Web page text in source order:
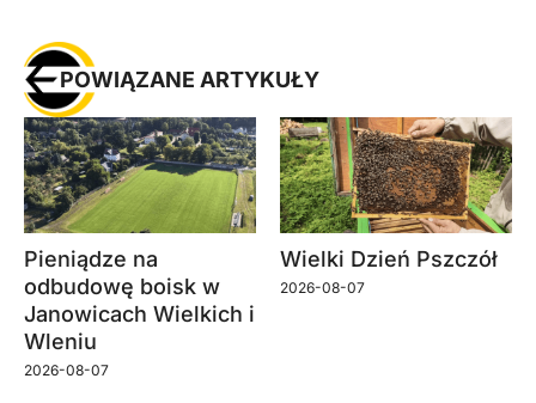
POWIĄZANE ARTYKUŁY
Pieniądze na
odbudowę boisk w
Janowicach Wielkich i
Wleniu
2026-08-07
Wielki Dzień Pszczół
2026-08-07